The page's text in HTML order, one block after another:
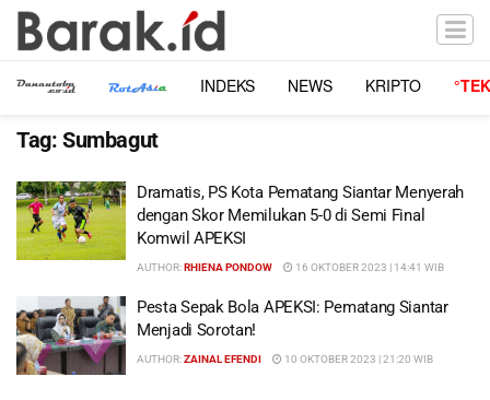
INDEKS NEWS KRIPTO
Tag: Sumbagut
Dramatis, PS Kota Pematang Siantar Menyerah
dengan Skor Memilukan 5-0 di Semi Final
Komwil APEKSI
AUTHOR:RHIENA PONDOW 16 OKTOBER 2023 | 14:41 WIB
Pesta Sepak Bola APEKSI: Pematang Siantar
Menjadi Sorotan!
AUTHOR:ZAINAL EFENDI 10 OKTOBER 2023 | 21:20 WIB